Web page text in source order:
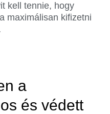
kell tennie, hogy
maximálisan kifizetni
a
és védett